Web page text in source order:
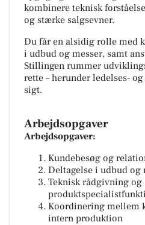
kombinere teknisk
og stærke salgs­evner.
Du får en alsidig rolle med
i udbud og messer, samt
Stillingen rummer
rette – herunder ledelses-
sigt.
Arbejdsopgaver
Arbejdsopgaver:
Kundebesøg og
Deltagelse i udbud og
Teknisk rådgivning og
Koordinering mellem
intern produktion